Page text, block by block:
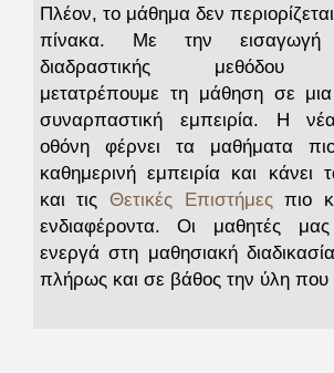
Πλέον, το μάθημα δεν
πίνακα. Με την εισαγωγή
διαδραστικής μεθόδου
μετατρέπουμε τη μάθηση σε μια
συναρπαστική εμπειρία. Η
οθόνη φέρνει τα μαθήματα
καθημερινή εμπειρία και κάνει
και τιςΘετικές Επιστήμες πιο
ενδιαφέροντα. Οι μαθητές μας
ενεργά στη μαθησιακή
πλήρως και σε βάθος την ύλη που